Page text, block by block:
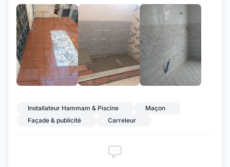
Installateur Hammam & Piscine
Maçon
Façade & publicité
Carreleur